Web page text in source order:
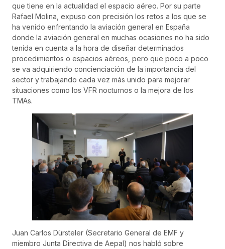
que tiene en la actualidad el espacio aéreo. Por su parte
Rafael Molina, expuso con precisión los retos a los que se
ha venido enfrentando la aviación general en España
donde la aviación general en muchas ocasiones no ha sido
tenida en cuenta a la hora de diseñar determinados
procedimientos o espacios aéreos, pero que poco a poco
se va adquiriendo concienciación de la importancia del
sector y trabajando cada vez más unido para mejorar
situaciones como los VFR nocturnos o la mejora de los
TMAs.
Juan Carlos Dürsteler (Secretario General de EMF y
miembro Junta Directiva de Aepal) nos habló sobre